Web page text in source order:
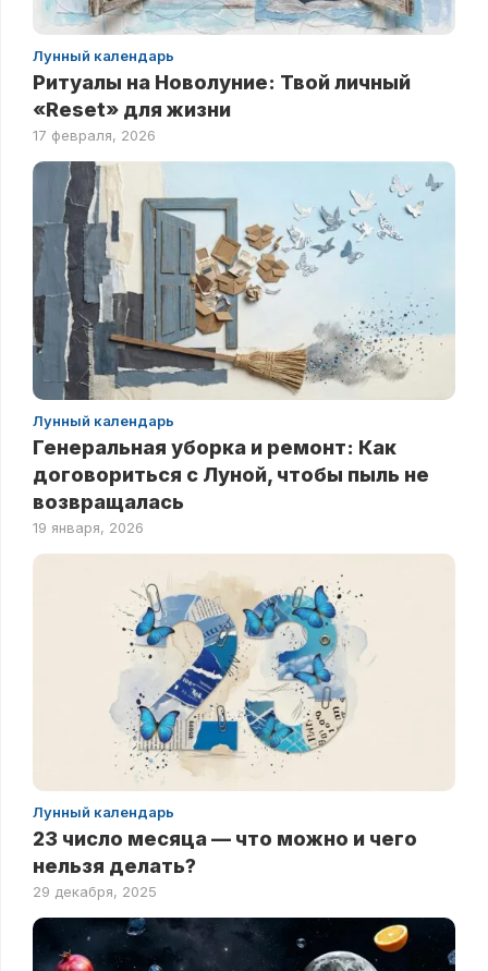
Лунный календарь
Ритуалы на Новолуние: Твой личный
«Reset» для жизни
17 февраля, 2026
Лунный календарь
Генеральная уборка и ремонт: Как
договориться с Луной, чтобы пыль не
возвращалась
19 января, 2026
Лунный календарь
23 число месяца — что можно и чего
нельзя делать?
29 декабря, 2025